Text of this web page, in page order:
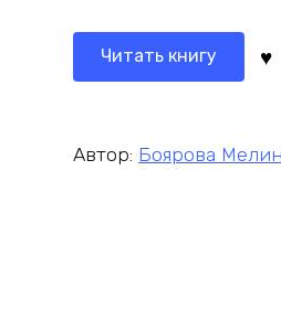
Читать книгу
Автор: Боярова